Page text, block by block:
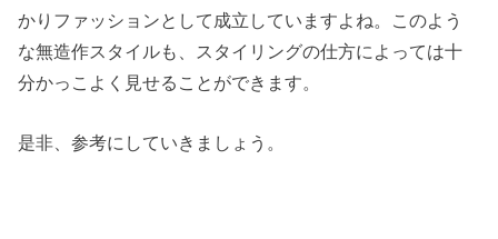
かりファッションとして成立していますよね。このよう
な無造作スタイルも、スタイリングの仕方によっては十
分かっこよく見せることができます。
是非、参考にしていきましょう。